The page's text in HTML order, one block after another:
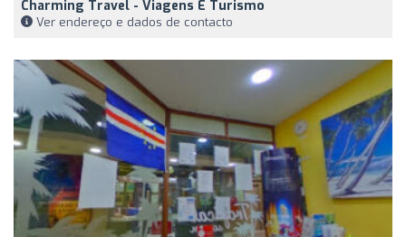
Charming Travel - Viagens E Turismo
Ver endereço e dados de contacto